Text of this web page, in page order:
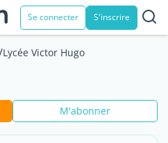
Se connecter S'inscrire
Lycée Victor Hugo
M'abonner